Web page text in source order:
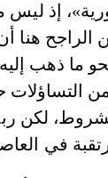
إذ
الراجح هنا
ذهب
التساؤلات
لكن